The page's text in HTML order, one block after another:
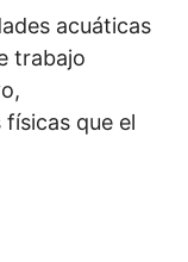
acuáticas
trabajo
que el